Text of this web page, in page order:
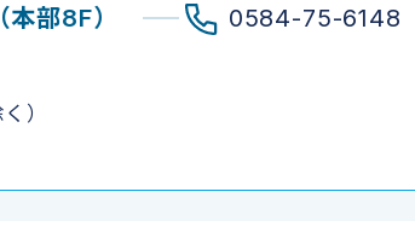
部8F） 0584-75-6148
）